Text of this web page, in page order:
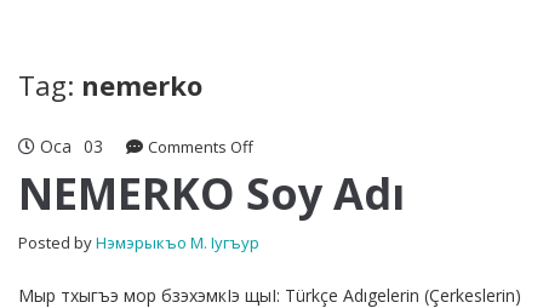
Tag: nemerko
Oca 03 Comments Offon
Soy
NEMERKO Soy Adı
Posted byНэмэрыкъо М. Iугъур
Мыр тхыгъэ мор бзэхэмкIэ щыI: Türkçe Adıgelerin (Çerkeslerin)